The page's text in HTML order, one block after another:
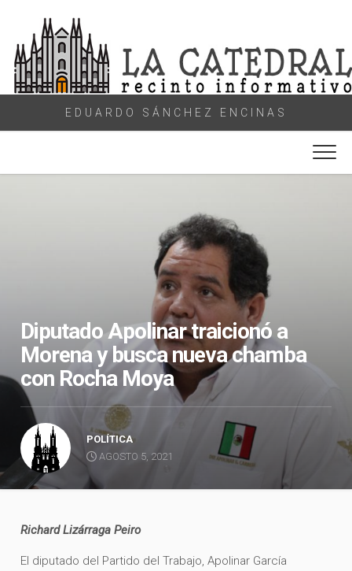
content
EDUARDO SÁNCHEZ ENCINAS
Diputado Apolinar traicionó a
Morena y busca nueva chamba
con Rocha Moya
POLÍTICA
AGOSTO 5, 2021
Richard Lizárraga Peiro
El diputado del Partido del Trabajo, Apolinar García